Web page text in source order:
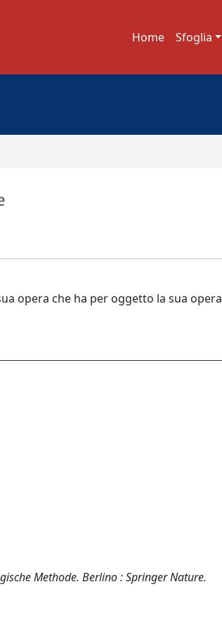
Home Sfoglia
opera che ha per oggetto la sua opera
Methode. Berlino : Springer Nature.